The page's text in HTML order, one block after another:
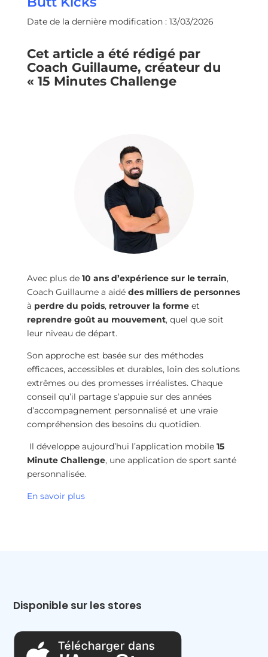
Date de la dernière modification : 13/03/2026
Cet article a été rédigé par
Coach Guillaume, créateur du
« 15 Minutes Challenge
Avec plus de 10 ans d’expérience sur le terrain,
Coach Guillaume a aidé des milliers de personnes
à perdre du poids, retrouver la formeet
reprendre goût au mouvement, quel que soit
leur niveau de départ.
Son approche est basée sur des méthodes
efficaces, accessibles et durables, loin des solutions
extrêmes ou des promesses irréalistes. Chaque
conseil qu’il partage s’appuie sur des années
d’accompagnement personnalisé et une vraie
compréhension des besoins du quotidien.
Il développe aujourd’hui l’application mobile 15
Minute Challenge, une application de sport santé
personnalisée.
En savoir plus
Disponible sur les stores